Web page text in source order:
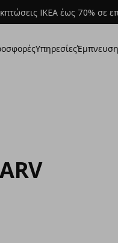
IKEA έως 70% σε
ΥπηρεσίεςΈμπνευση